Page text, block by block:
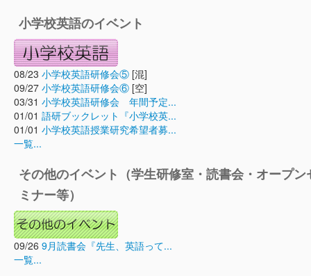
小学校英語のイベント
08/23 小学校英語研修会⑤ [混]
09/27 小学校英語研修会⑥ [空]
03/31 小学校英語研修会 年間予定...
01/01 語研ブックレット『小学校英...
01/01 小学校英語授業研究希望者募...
一覧...
その他のイベント（学生研修室・読書会・オープン
ミナー等）
09/26 9月読書会『先生、英語って...
一覧...